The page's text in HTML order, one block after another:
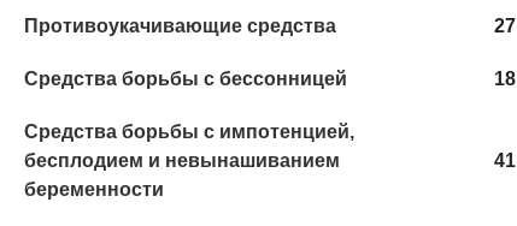
Противоукачивающие средства 27
Средства борьбы с бессонницей 18
Средства борьбы с импотенцией,
бесплодием и невынашиванием
беременности
41